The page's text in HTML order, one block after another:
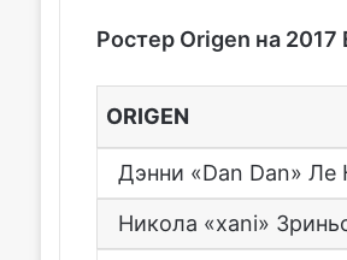
Ростер Origen на 2017
ORIGEN
Дэнни «Dan Dan» Ле
Никола «xani»